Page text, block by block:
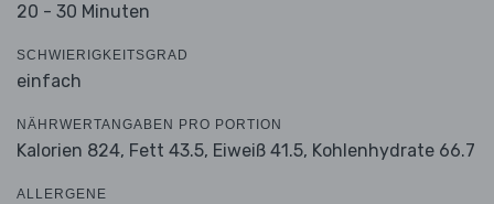
20 - 30 Minuten
SCHWIERIGKEITSGRAD
einfach
NÄHRWERTANGABEN PRO PORTION
Kalorien 824, Fett 43.5, Eiweiß 41.5, Kohlenhydrate 66.7
ALLERGENE